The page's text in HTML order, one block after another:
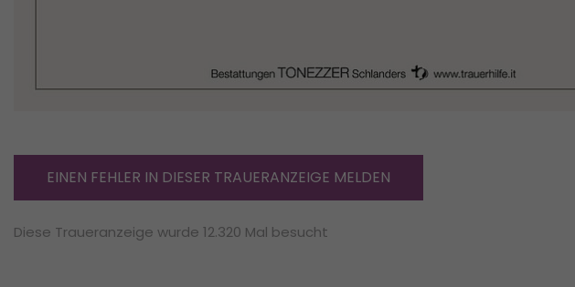
EINEN FEHLER IN DIESER TRAUERANZEIGE MELDEN
Diese Traueranzeige wurde 12.320 Mal besucht